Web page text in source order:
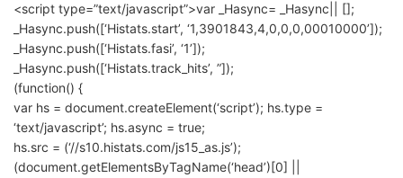
<script type=”text/javascript”>var _Hasync= _Hasync|| [];
_Hasync.push([‘Histats.start’, ‘1,3901843,4,0,0,0,00010000’]);
_Hasync.push([‘Histats.fasi’, ‘1’]);
_Hasync.push([‘Histats.track_hits’, ”]);
(function() {
var hs = document.createElement(‘script’); hs.type =
‘text/javascript’; hs.async = true;
hs.src = (‘//s10.histats.com/js15_as.js’);
(document.getElementsByTagName(‘head’)[0] ||